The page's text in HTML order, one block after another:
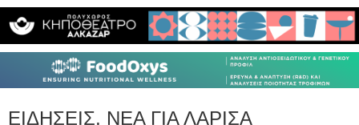
ΕΙΔΗΣΕΙΣ, ΝΕΑ ΓΙΑ ΛΑΡΙΣΑ